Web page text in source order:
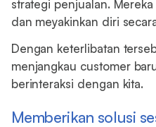
strategi penjualan.
dan meyakinkan diri
Dengan keterlibatan
menjangkau customer
berinteraksi dengan kita.
Memberikan solusi